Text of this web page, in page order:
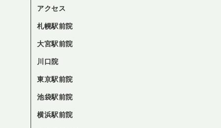
アクセス
札幌駅前院
大宮駅前院
川口院
東京駅前院
池袋駅前院
横浜駅前院